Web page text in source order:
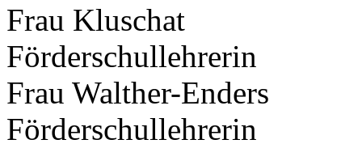
Frau Kluschat
Förderschullehrerin
Frau Walther-Enders
Förderschullehrerin